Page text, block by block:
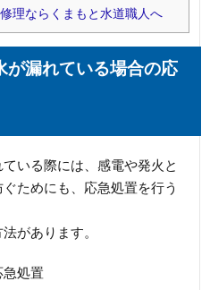
理ならくまもと水道職人へ
が漏れている場合の応
いる際には、感電や発火と
ためにも、応急処置を行う
があります。
処置